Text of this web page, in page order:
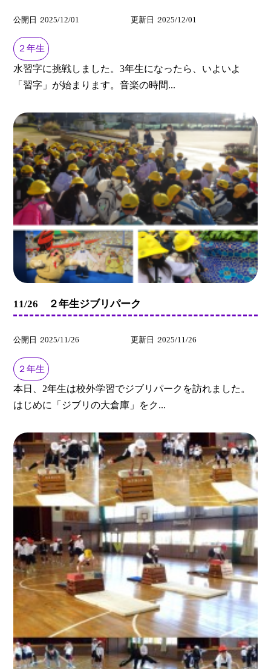
公開日 2025/12/01 更新日 2025/12/01
２年生
水習字に挑戦しました。3年生になったら、いよいよ
「習字」が始まります。音楽の時間...
11/26 ２年生ジブリパーク
公開日 2025/11/26 更新日 2025/11/26
２年生
本日、2年生は校外学習でジブリパークを訪れました。
はじめに「ジブリの大倉庫」をク...